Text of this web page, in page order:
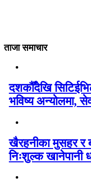
ताजा समाचार
दशकौँदेखि
भविष्य अन्योलमा,
खैरहनीका मुसहर र
निःशुल्क खानेपानी